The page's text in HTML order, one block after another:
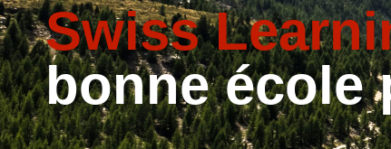
Swiss
bonne école